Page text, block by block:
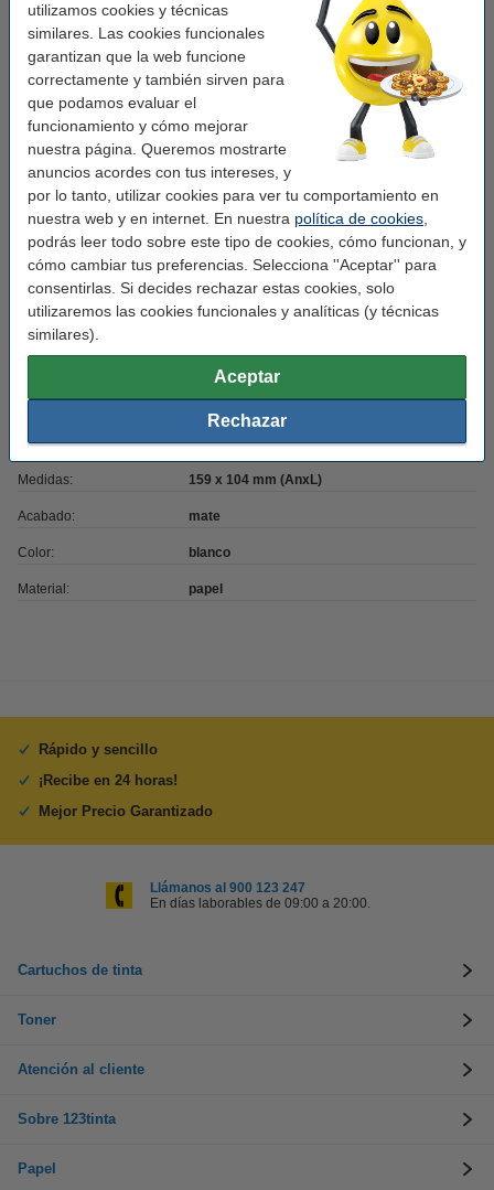
utilizamos cookies y técnicas
similares. Las cookies funcionales
garantizan que la web funcione
correctamente y también sirven para
que podamos evaluar el
funcionamiento y cómo mejorar
nuestra página. Queremos mostrarte
anuncios acordes con tus intereses, y
por lo tanto, utilizar cookies para ver tu comportamiento en
nuestra web y en internet. En nuestra política de cookies
podrás leer todo sobre este tipo de cookies, cómo funcionan, y
cómo cambiar tus preferencias. Selecciona ''Aceptar'' para
consentirlas. Si decides rechazar estas cookies, solo
utilizaremos las cookies funcionales y analíticas (y técnicas
similares).
Aceptar
Rechazar
Las etiquetas de envío 123tinta son ideales para etiquetar paquetes y
sobres para UPS. De esta manera, cada envío luce profesional.
NOTA: ¡Las etiquetas no son adecuadas para LabelWriter 5XL y 550!
¡Verás la diferencia en tu cartera!
✔Calidad superior
Mucho más asequible
100% de garantía
Características
123tinta
Adherencia: Adhesivo
Medidas: 159 x 104 mm (AnxL)
Acabado: mate
Color: blanco
Material: papel
Rápido y sencillo
¡Recibe en 24 horas!
Mejor Precio Garantizado
Llámanos al 900 123 247
En días laborables de 09:00 a 20:00.
Cartuchos de tinta
Toner
Atención al cliente
Sobre 123tinta
Papel